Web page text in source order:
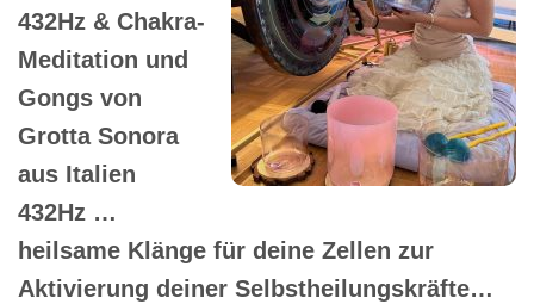
432Hz & Chakra-
Meditation und
Gongs von
Grotta Sonora
aus Italien
432Hz …
heilsame Klänge für deine Zellen zur
Aktivierung deiner Selbstheilungskräfte…